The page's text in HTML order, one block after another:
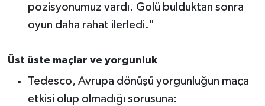
pozisyonumuz vardı. Golü bulduktan sonra
oyun daha rahat ilerledi."
Üst üste maçlar ve yorgunluk
Tedesco, Avrupa dönüşü yorgunluğun maça
etkisi olup olmadığı sorusuna:
Hentbol
Bisiklet